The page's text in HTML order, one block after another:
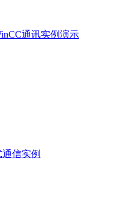
通讯实例演示
信实例